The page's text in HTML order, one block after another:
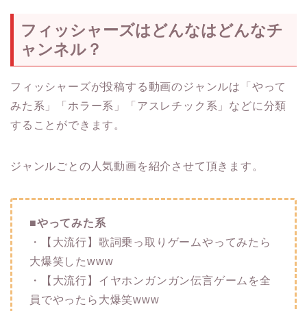
フィッシャーズはどんなはどんなチ
ャンネル？
フィッシャーズが投稿する動画のジャンルは「やって
みた系」「ホラー系」「アスレチック系」などに分類
することができます。
ジャンルごとの人気動画を紹介させて頂きます。
■やってみた系
・【大流行】歌詞乗っ取りゲームやってみたら
大爆笑したwww
・【大流行】イヤホンガンガン伝言ゲームを全
員でやったら大爆笑www